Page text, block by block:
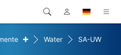
+ Water SA-UW